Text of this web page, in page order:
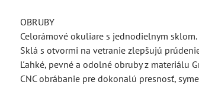
OBRUBY
Celorámové okuliare s jednodielnym sklom.
Sklá s otvormi na vetranie zlepšujú
Ľahké, pevné a odolné obruby z materiálu
CNC obrábanie pre dokonalú presnosť,